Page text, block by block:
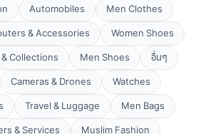
Automobiles
Men Clothes
& Accessories
Women Shoes
Collections Men Shoes
อื่นๆ
Cameras & Drones
Watches
Travel & Luggage
Men Bags
& Services
Muslim Fashion